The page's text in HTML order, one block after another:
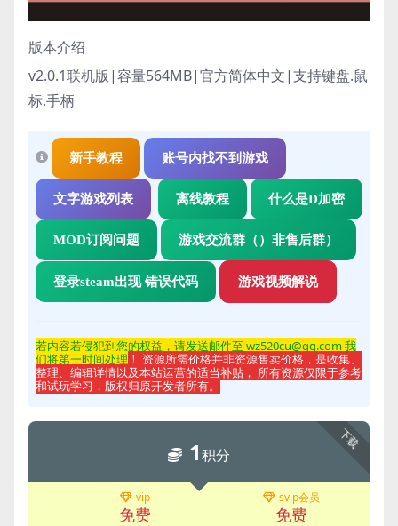
版本介绍
v2.0.1联机版|容量564MB|官方简体中文|支持键盘.鼠
标.手柄
新手教程 账号内找不到游戏
文字游戏列表 离线教程 什么是D加密
MOD订阅问题 游戏交流群（）非售后群）
登录steam出现 错误代码 游戏视频解说
若内容若侵犯到您的权益，请发送邮件至 wz520cu@qq.com 我
们将第一时间处理 ！ 资源所需价格并非资源售卖价格，是收集、
整理、编辑详情以及本站运营的适当补贴， 所有资源仅限于参考
和试玩学习，版权归原开发者所有。
下载
1积分
vip
免费
svip会员
免费